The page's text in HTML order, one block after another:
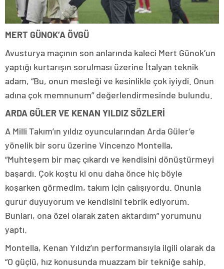
MERT GÜNOK’A ÖVGÜ
Avusturya maçının son anlarında kaleci Mert Günok’un
yaptığı kurtarışın sorulması üzerine İtalyan teknik
adam, “Bu, onun mesleği ve kesinlikle çok iyiydi. Onun
adına çok memnunum” değerlendirmesinde bulundu.
ARDA GÜLER VE KENAN YILDIZ SÖZLERİ
A Milli Takım’ın yıldız oyuncularından Arda Güler’e
yönelik bir soru üzerine Vincenzo Montella,
“Muhteşem bir maç çıkardı ve kendisini dönüştürmeyi
başardı. Çok koştu ki onu daha önce hiç böyle
koşarken görmedim, takım için çalışıyordu. Onunla
gurur duyuyorum ve kendisini tebrik ediyorum.
Bunları, ona özel olarak zaten aktardım” yorumunu
yaptı.
Montella, Kenan Yıldız’ın performansıyla ilgili olarak da
“O güçlü, hız konusunda muazzam bir tekniğe sahip.